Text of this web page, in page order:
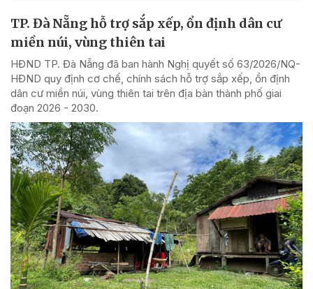
TP. Đà Nẵng hỗ trợ sắp xếp, ổn định dân cư
miền núi, vùng thiên tai
HĐND TP. Đà Nẵng đã ban hành Nghị quyết số 63/2026/NQ-
HĐND quy định cơ chế, chính sách hỗ trợ sắp xếp, ổn định
dân cư miền núi, vùng thiên tai trên địa bàn thành phố giai
đoạn 2026 - 2030.